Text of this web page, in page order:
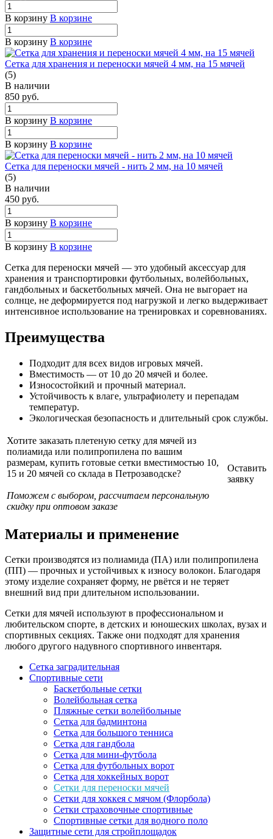
В корзину В корзине
В корзину В корзине
Сетка для хранения и переноски мячей 4 мм, на 15 мячей
(5)
В наличии
850 руб.
В корзину В корзине
В корзину В корзине
Сетка для переноски мячей - нить 2 мм, на 10 мячей
(5)
В наличии
450 руб.
В корзину В корзине
В корзину В корзине
Сетка для переноски мячей — это удобный аксессуар для
хранения и транспортировки футбольных, волейбольных,
гандбольных и баскетбольных мячей. Она не выгорает на
солнце, не деформируется под нагрузкой и легко выдерживает
интенсивное использование на тренировках и соревнованиях.
Преимущества
Подходит для всех видов игровых мячей.
Вместимость — от 10 до 20 мячей и более.
Износостойкий и прочный материал.
Устойчивость к влаге, ультрафиолету и перепадам
температур.
Экологическая безопасность и длительный срок службы.
Хотите заказать плетеную сетку для мячей из
полиамида или полипропилена по вашим
размерам, купить готовые сетки вместимостью 10,
15 и 20 мячей со склада в Петрозаводске?
Поможем с выбором, рассчитаем персональную
скидку при оптовом заказе
Оставить
заявку
Материалы и применение
Сетки производятся из полиамида (ПА) или полипропилена
(ПП) — прочных и устойчивых к износу волокон. Благодаря
этому изделие сохраняет форму, не рвётся и не теряет
внешний вид при длительном использовании.
Сетки для мячей используют в профессиональном и
любительском спорте, в детских и юношеских школах, вузах и
спортивных секциях. Также они подходят для хранения
любого другого надувного спортивного инвентаря.
Сетка заградительная
Спортивные сети
Баскетбольные сетки
Волейбольная сетка
Пляжные сетки волейбольные
Сетка для бадминтона
Сетка для большого тенниса
Сетка для гандбола
Сетка для мини-футбола
Сетка для футбольных ворот
Сетка для хоккейных ворот
Сетки для переноски мячей
Сетки для хоккея с мячом (Флорбола)
Сетки страховочные спортивные
Спортивные сетки для водного поло
Защитные сети для стройплощадок